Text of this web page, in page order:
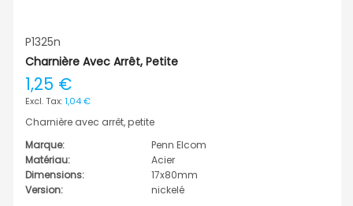
P1325n
Charnière Avec Arrêt, Petite
1,25 €
1,04 €
Charnière avec arrêt, petite
Marque:
Penn Elcom
Matériau:
Acier
Dimensions:
17x80mm
Version:
nickelé